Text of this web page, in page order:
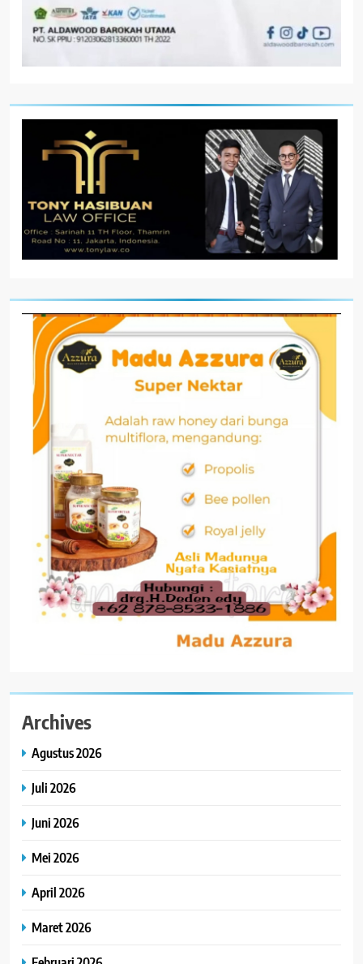
Archives
Agustus 2026
Juli 2026
Juni 2026
Mei 2026
April 2026
Maret 2026